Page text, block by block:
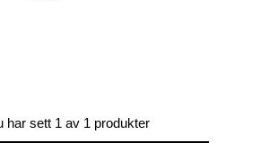
har sett 1 av 1 produkter